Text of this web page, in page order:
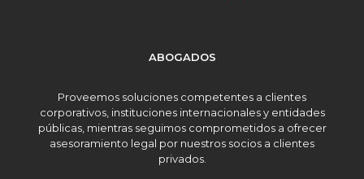
ABOGADOS
Proveemos soluciones competentes a clientes
corporativos, instituciones internacionales y entidades
públicas, mientras seguimos comprometidos a ofrecer
asesoramiento legal por nuestros socios a clientes
privados.